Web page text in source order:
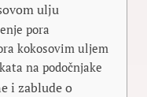
ulju
pora
kokosovim uljem
na podočnjake
i zablude o